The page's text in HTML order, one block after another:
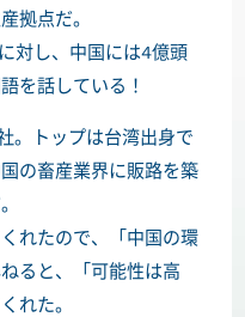
拠点だ。
対し、中国には4億頭
を話している！
。トップは台湾出身で
の畜産業界に販路を築
れたので、「中国の環
ると、「可能性は高
れた。